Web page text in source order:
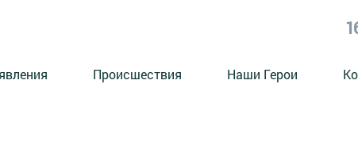
Происшествия Наши Герои